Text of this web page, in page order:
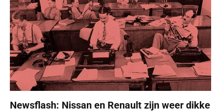
Newsflash: Nissan en Renault zijn weer dikke